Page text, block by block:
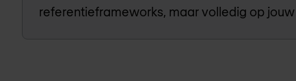
referentieframeworks, maar volledig op